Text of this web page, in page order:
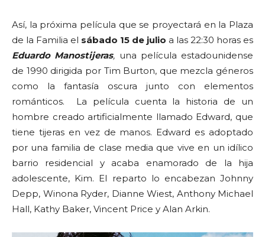
Así, la próxima película que se proyectará en la Plaza
de la Familia el sábado 15 de julio a las 22:30 horas es
Eduardo Manostijeras, una película estadounidense
de 1990 dirigida por Tim Burton, que mezcla géneros
como la fantasía oscura junto con elementos
románticos. La película cuenta la historia de un
hombre creado artificialmente llamado Edward, que
tiene tijeras en vez de manos. Edward es adoptado
por una familia de clase media que vive en un idílico
barrio residencial y acaba enamorado de la hija
adolescente, Kim. El reparto lo encabezan Johnny
Depp, Winona Ryder, Dianne Wiest, Anthony Michael
Hall, Kathy Baker, Vincent Price y Alan Arkin.